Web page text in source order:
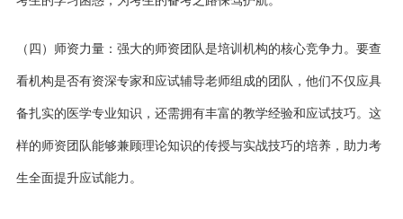
（ 四 ）师资力量：强大的师资团队是培训机构的核心竞争力。要查
看机构是否有资深专家和应试辅导老师组成的团队，他们不仅应具
备扎实的医学专业知识，还需拥有丰富的教学经验和应试技巧。这
样的师资团队能够兼顾理论知识的传授与实战技巧的培养，助力考
生全面提升应试能力。